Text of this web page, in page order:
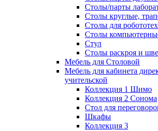
Столы/парты
Столы круглые,
Столы для
Столы
Стул
Столы раскроя и
Мебель для Столовой
Мебель для кабинета
учительской
Коллекция 1 Шимо
Коллекция 2 Сонома
Стол для
Шкафы
Коллекция 3